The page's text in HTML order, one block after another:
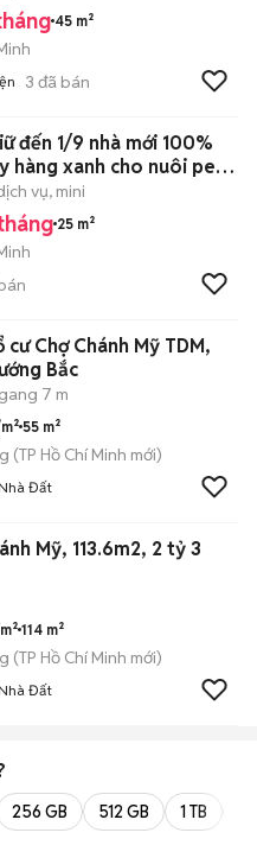
45 m²
3 đã bán
đến 1/9 nhà mới 100%
hàng xanh cho nuôi pet
vụ, mini
25 m²
Chợ Chánh Mỹ TDM,
Bắc
7 m
55 m²
(TP Hồ Chí Minh mới)
Đất
Mỹ, 113.6m2, 2 tỷ 3
114 m²
(TP Hồ Chí Minh mới)
Đất
256 GB 512 GB 1 TB